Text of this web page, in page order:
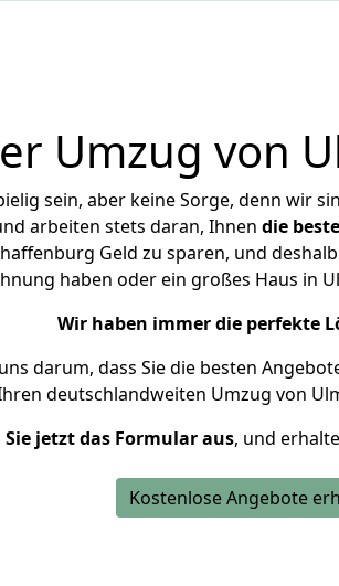
Umzug von
sein, aber keine Sorge, denn wir
arbeiten stets daran, Ihnen die
Geld zu sparen, und
haben oder ein großes Haus in
Wir haben immer die perfekte
darum, dass Sie die besten
deutschlandweiten Umzug von
Sie jetzt das Formular aus, und
Kostenlose Angebote